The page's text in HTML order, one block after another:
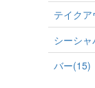
テイク
シーシ
バー(15)